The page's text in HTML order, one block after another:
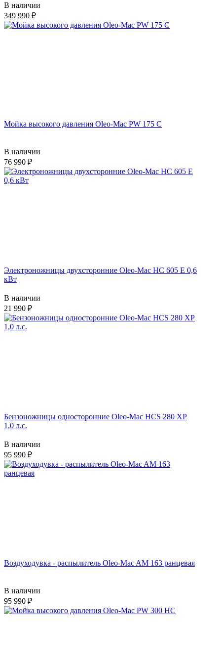
В наличии
349 990
Мойка высокого давления Oleo-Mac PW 175 C
В наличии
76 990
Электроножницы двухсторонние Oleo-Mac HC 605 E 0,6
кВт
В наличии
21 990
Бензоножницы односторонние Oleo-Mac HCS 280 XP
1,0 л.с.
В наличии
95 990
Воздуходувка - распылитель Oleo-Mac AM 163 ранцевая
В наличии
95 990